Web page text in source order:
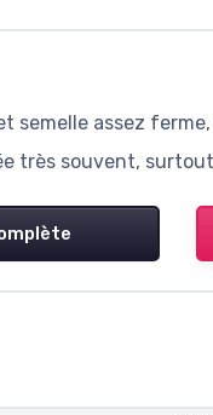
semelle assez
très souvent,